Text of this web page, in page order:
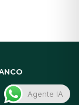
Agente IA